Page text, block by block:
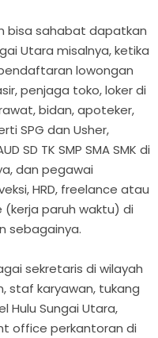
bisa sahabat dapatkan
Utara misalnya, ketika
lowongan
penjaga toko, loker di
bidan, apoteker,
SPG dan Usher,
SD TK SMP SMA SMK di
dan pegawai
HRD, freelance atau
paruh waktu) di
sebagainya.
sekretaris di wilayah
staf karyawan, tukang
Hulu Sungai Utara,
office perkantoran di